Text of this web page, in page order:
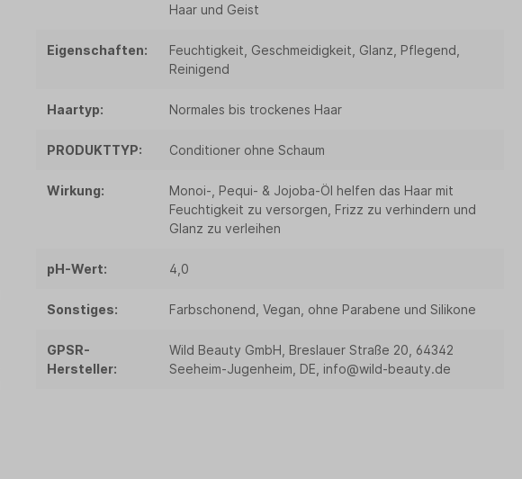
Haar und Geist
Eigenschaften:
Feuchtigkeit, Geschmeidigkeit, Glanz, Pflegend,
Reinigend
Haartyp: Normales bis trockenes Haar
PRODUKTTYP: Conditioner ohne Schaum
Wirkung:
Monoi-, Pequi- & Jojoba-Öl helfen das Haar mit
Feuchtigkeit zu versorgen, Frizz zu verhindern und
Glanz zu verleihen
pH-Wert: 4,0
Sonstiges: Farbschonend, Vegan, ohne Parabene und Silikone
GPSR-
Hersteller:
Wild Beauty GmbH, Breslauer Straße 20, 64342
Seeheim-Jugenheim, DE, info@wild-beauty.de